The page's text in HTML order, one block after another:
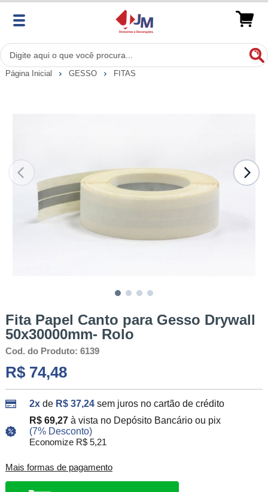
Página Inicial GESSO FITAS
Fita Papel Canto para Gesso Drywall
50x30000mm- Rolo
Cod. do Produto: 6139
R$ 74,48
2xde R$ 37,24 sem juros no cartão de crédito
R$ 69,27 à vista no Depósito Bancário ou pix
(7% Desconto)
Economize R$ 5,21
Mais formas de pagamento